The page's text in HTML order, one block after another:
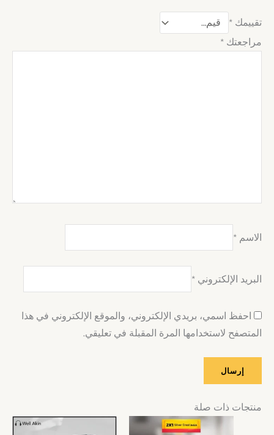
تقييمك *
مراجعتك *
الاسم *
البريد الإلكتروني *
احفظ اسمي، بريدي الإلكتروني، والموقع الإلكتروني في هذا
المتصفح لاستخدامها المرة المقبلة في تعليقي.
منتجات ذات صلة
هناك